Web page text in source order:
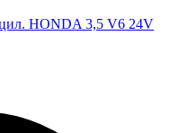
HONDA 3,5 V6 24V